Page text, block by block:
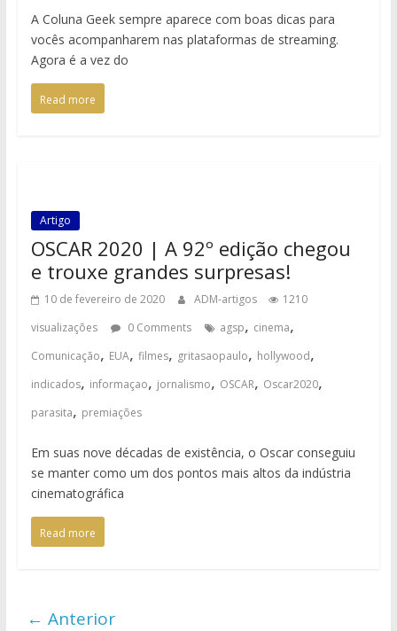
A Coluna Geek sempre aparece com boas dicas para
vocês acompanharem nas plataformas de streaming.
Agora é a vez do
Read more
Artigo
OSCAR 2020 | A 92º edição chegou
e trouxe grandes surpresas!
10 de fevereiro de 2020 ADM-artigos
1210
visualizações
0 Comments agsp, cinema,
Comunicação, EUA, filmes, gritasaopaulo, hollywood,
indicados, informaçao, jornalismo, OSCAR, Oscar2020,
parasita, premiações
Em suas nove décadas de existência, o Oscar conseguiu
se manter como um dos pontos mais altos da indústria
cinematográfica
Read more
← Anterior